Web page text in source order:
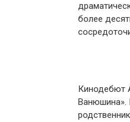
более
Кинодебют
Ванюшина».